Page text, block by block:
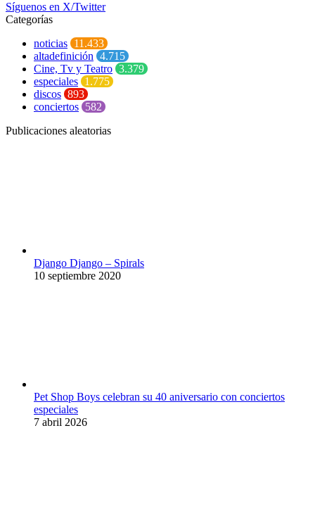
Síguenos en X/Twitter
Categorías
noticias 11.433
altadefinición 4.715
Cine, Tv y Teatro 3.379
especiales 1.775
discos 893
conciertos 582
Publicaciones aleatorias
Django Django – Spirals
10 septiembre 2020
Pet Shop Boys celebran su 40 aniversario con conciertos
especiales
7 abril 2026